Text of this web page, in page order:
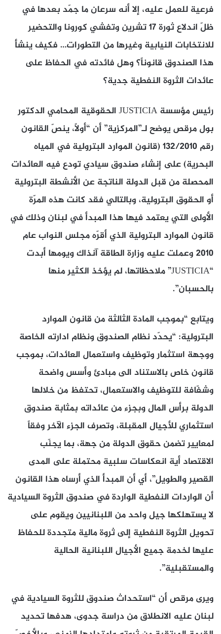
فرعية للعمل عليه، إلا أنه سرعان ما جمّد بعدها في
ظلّ اندلاع ثورة 17 تشرين وتفشي كورونا والتحضير
للانتخابات النيابية وغيرها من التطورات… فكيف ينشأ
هذا الصندوق قانوناً؟ وهل فائدته في الحفاظ على
عائدات الثروة النفطية جدية؟
رئيس مؤسسة JUSTICIA الحقوقية المحامي الدكتور
بول مرقص يوضح لـ”المركزية” أن “أولاً، ينصّ القانون
رقم 132/2010 (قانون الموارد البترولية في المياه
البحرية) على إنشاء صندوق سيادي تودع فيه العائدات
المحصلة من قبل الدولة الناتجة عن الأنشطة البترولية
أو الحقوق البترولية، وبالتالي فقد كانت هذه المرّة
الأولى التي يعتمد فيها هذا المبدأ في لبنان وذلك في
قانون الموارد البترولية الذي أقرّه مجلس النواب عام
2010 وعملت عليه وزارة الطاقة آنذاك ويومها أبدت
“JUSTICIA” ملاحظاتها، لم يؤخذ الكثير منها
بالحسبان”.
ويتابع “بموجب المادة الثالثة من قانون الموارد
البترولية: “يحدّد نظام الصندوق ونظام ادارته الخاصة
ووجهة استثمار وتوظيف واستعمال العائدات، بموجب
قانون خاص بالاستناد الى مبادئ وأسس واضحة
وشفّافة للتوظيف والاستعمال، تحتفظ من خلالها
الدولة برأس المال وبجزء من عائداته بمثابة صندوق
استثماري للأجيال المقبلة، وتصرف الجزء الآخر وفقاً
لمعايير تضمن حقوق الدولة من جهة، بما يجنّب
الاقتصاد أية انعكاسات سلبية محتملة على المدى
القصير والطويل”، أي أن المبدأ الذي أرساه هذا القانون
أن الواردات النفطية الواردة في صندوق الثروة السيادية
لا يستهلكها جيل واحد من اللبنانيين ويقوم على
تحويل الثروة النفطية إلى ثروة مالية متجددة للحفاظ
عليها لخدمة جميع الأجيال اللبنانية الحالية
والمستقبلية”.
ويرى مرقص أن “استحداث صندوق للثروة السيادية في
لبنان عليه الانطلاق من دراسة جدوى، هدفها تحديد